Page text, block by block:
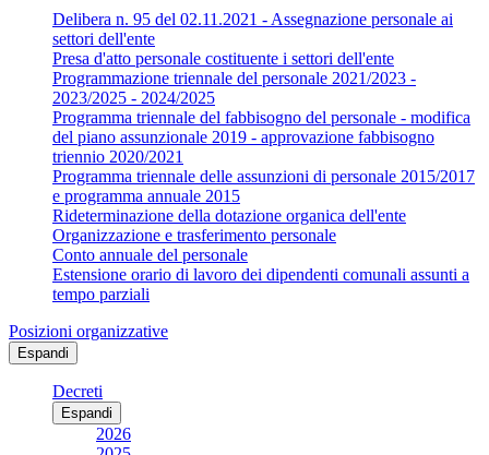
Delibera n. 95 del 02.11.2021 - Assegnazione personale ai
settori dell'ente
Presa d'atto personale costituente i settori dell'ente
Programmazione triennale del personale 2021/2023 -
2023/2025 - 2024/2025
Programma triennale del fabbisogno del personale - modifica
del piano assunzionale 2019 - approvazione fabbisogno
triennio 2020/2021
Programma triennale delle assunzioni di personale 2015/2017
e programma annuale 2015
Rideterminazione della dotazione organica dell'ente
Organizzazione e trasferimento personale
Conto annuale del personale
Estensione orario di lavoro dei dipendenti comunali assunti a
tempo parziali
Posizioni organizzative
Espandi
Decreti
Espandi
2026